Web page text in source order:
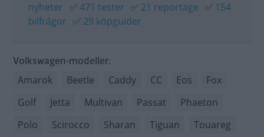
nyheter ✅471 tester ✅ 21 reportage ✅ 154
bilfrågor ✅ 29 köpguider
Volkswagen-modeller:
Amarok Beetle Caddy CC Eos
Fox
Golf
Jetta Multivan Passat
Phaeton
Polo
Scirocco Sharan Tiguan
Touareg